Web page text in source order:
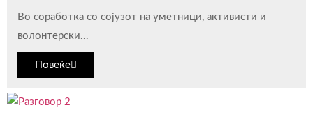
Во соработка со сојузот на уметници, активисти и
волонтерски...
Повеќе